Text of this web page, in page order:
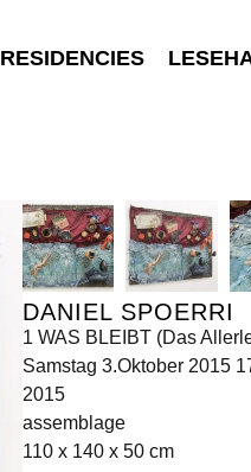
RESIDENCIES
DANIEL SPOERRI
1 WAS BLEIBT (Das
Samstag 3.Oktober 2015
2015
assemblage
110 x 140 x 50 cm